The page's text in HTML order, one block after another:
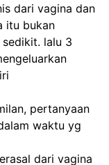
dari vagina dan
itu bukan
lalu 3
pertanyaan
waktu yg
dari vagina